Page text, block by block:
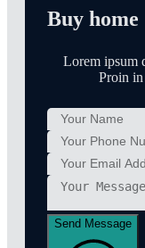
Buy home
Lorem ipsum
Proin
Send Message